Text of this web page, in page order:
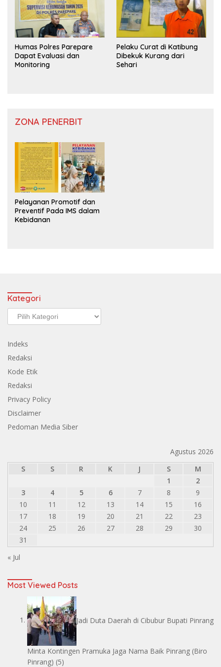
Humas Polres Parepare
Dapat Evaluasi dan
Monitoring
Pelaku Curat di Katibung
Dibekuk Kurang dari
Sehari
ZONA PENERBIT
Pelayanan Promotif dan
Preventif Pada IMS dalam
Kebidanan
Kategori
Kategori
Indeks
Redaksi
Kode Etik
Redaksi
Privacy Policy
Disclaimer
Pedoman Media Siber
Agustus 2026
S
S R K J S
M
1
2
3
4 5 6 7 8
9
10
11 12 13 14 15
16
17
18 19 20 21 22
23
24
25 26 27 28 29
30
31
« Jul
Most Viewed Posts
Jadi Duta Daerah di Cibubur Bupati Pinrang
Minta Kontingen Pramuka Jaga Nama Baik Pinrang (Biro
Pinrang) (5)